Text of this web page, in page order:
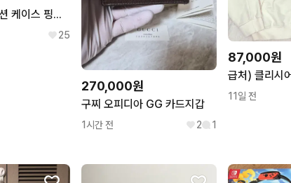
디올 포에버 쿠션 케이스 핑크보우
25
270,000원
구찌 오피디아 GG 카드지갑
1시간 전 2 1
87,000원
11일 전